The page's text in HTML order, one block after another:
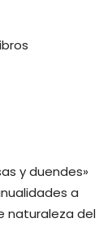
y duendes»
a
naturaleza del